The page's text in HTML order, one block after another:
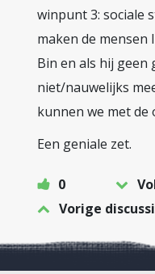
winpunt 3: sociale
maken de
Bin en als hij geen
niet/nauwelijks
kunnen we met de
Een geniale zet.
0
Vorige